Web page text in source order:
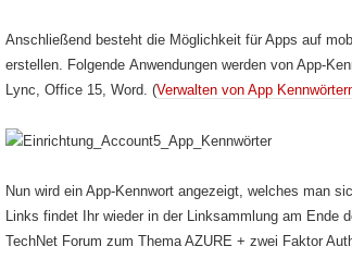
Anschließend besteht die Möglichkeit für Apps auf
erstellen. Folgende Anwendungen werden von App-
Lync, Office 15, Word. (Verwalten von App
Nun wird ein App-Kennwort angezeigt, welches man
Links findet Ihr wieder in der Linksammlung am Ende
TechNet Forum zum Thema AZURE + zwei Faktor